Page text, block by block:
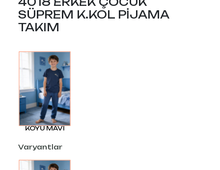
SÜPREM K.KOL PİJAMA
TAKIM
KOYU MAVI
Varyantlar